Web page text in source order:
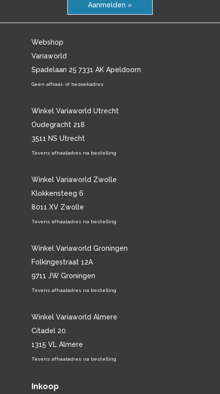
Aanmelden »
Webshop
Variaworld
Spadelaan 25 7331 AK Apeldoorn
Geen afhaal- of bezoekadres
Winkel Variaworld Utrecht
Oudegracht 218
3511 NS Utrecht
Tevens afhaaladres na bestelling
Winkel Variaworld Zwolle
Klokkensteeg 6
8011 XV Zwolle
Tevens afhaaladres na bestelling
Winkel Variaworld Groningen
Folkingestraat 12A
9711 JW Groningen
Tevens afhaaladres na bestelling
Winkel Variaworld Almere
Citadel 20
1315 VL Almere
Tevens afhaaladres na bestelling
Inkoop